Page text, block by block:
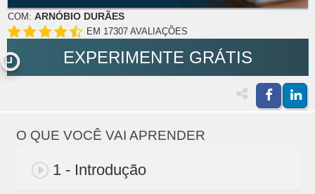
COM: ARNÓBIO DURÃES
EM 17307 AVALIAÇÕES
EXPERIMENTE GRÁTIS
O QUE VOCÊ VAI APRENDER
1 - Introdução